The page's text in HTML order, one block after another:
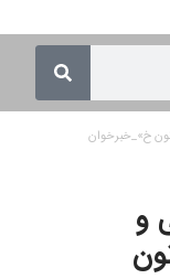
خ»_خبرخوان
و